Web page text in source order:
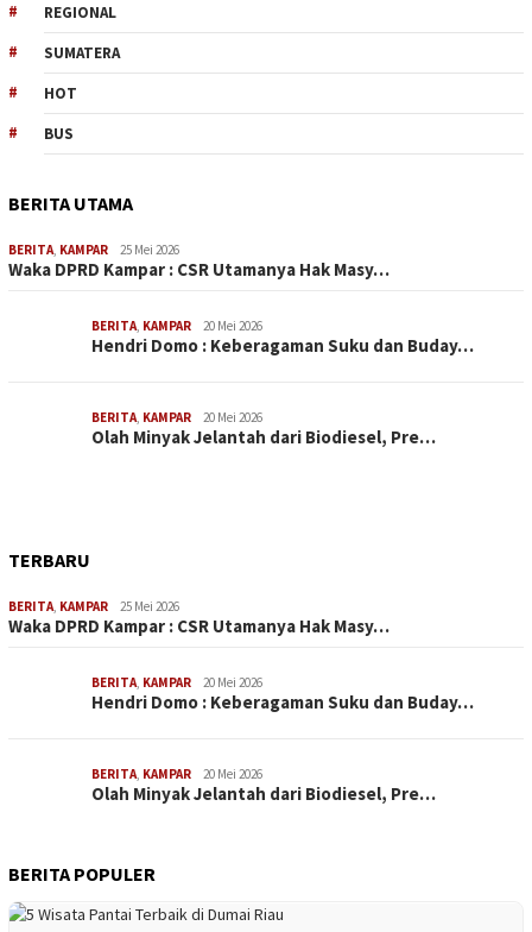
REGIONAL
SUMATERA
HOT
BUS
BERITA UTAMA
BERITA KAMPAR 25 Mei 2026
Waka DPRD Kampar : CSR Utamanya Hak Masy…
BERITA KAMPAR 20 Mei 2026
Hendri Domo : Keberagaman Suku dan Buday…
BERITA KAMPAR 20 Mei 2026
Olah Minyak Jelantah dari Biodiesel, Pre…
TERBARU
BERITA KAMPAR 25 Mei 2026
Waka DPRD Kampar : CSR Utamanya Hak Masy…
BERITA KAMPAR 20 Mei 2026
Hendri Domo : Keberagaman Suku dan Buday…
BERITA KAMPAR 20 Mei 2026
Olah Minyak Jelantah dari Biodiesel, Pre…
BERITA POPULER